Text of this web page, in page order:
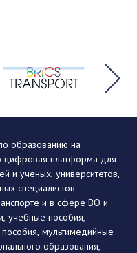
образованию на
цифровая платформа для
и ученых, университетов,
специалистов
и в сфере ВО и
учебные пособия,
мультимедийные
образования,